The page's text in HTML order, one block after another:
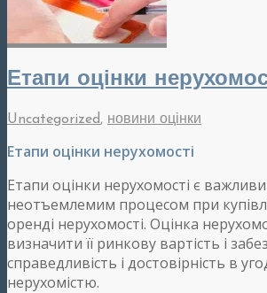
Етапи оцінки
Uncategorized, новини оцінки
Етапи оцінки нерухомості
Етапи оцінки нерухомості є
неотъемлемим процесом при
оренді нерухомості. Оцінка
визначити її ринкову вартість і
справедливість і достовірність в
нерухомістю.